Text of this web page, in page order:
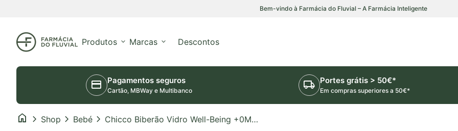
Bem-vindo à Farmácia do Fluvial – A Farmácia Inteligente
Início Produtos expand_more Marcas expand_more Descontos
credit_card Pagamentos seguros
Cartão, MBWay e Multibanco local_shipping Portes grátis > 50€*
Em compras superiores a 50€*
home chevron_right Shop chevron_right Bebé chevron_right
Chicco Biberão Vidro Well-Being +0M 240ml